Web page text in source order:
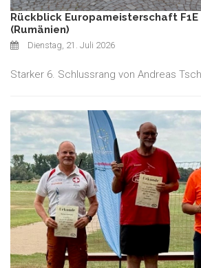
Rückblick Europameisterschaft F1E
(Rumänien)
Dienstag, 21. Juli 2026
Starker 6. Schlussrang von Andreas